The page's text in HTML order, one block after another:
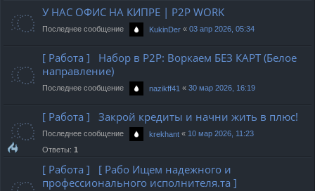
У НАС ОФИС НА КИПРЕ | P2P WORK
Последнее сообщение KukinDer « 03 апр 2026, 05:34
[ Работа ] Набор в P2P: Воркаем БЕЗ КАРТ (Белое
направление)
Последнее сообщение nazikff41 « 30 мар 2026, 16:19
[ Работа ] Закрой кредиты и начни жить в плюс!
Последнее сообщение krekhant « 10 мар 2026, 11:23
Ответы: 1
[ Работа ] [ Рабо Ищем надежного и
профессионального исполнителя.та ]